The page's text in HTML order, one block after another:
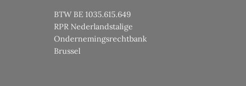
BTW BE 1035.615.649
RPR Nederlandstalige
Ondernemingsrechtbank
Brussel